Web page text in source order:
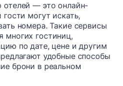
отелей — это онлайн-
могут искать,
номера. Такие сервисы
многих гостиниц,
по дате, цене и другим
удобные способы
брони в реальном